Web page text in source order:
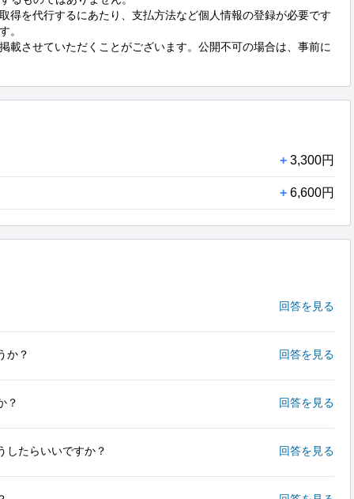
得を代行するにあたり、支払方法など個人情報の登録が必要です
。
載させていただくことがございます。公開不可の場合は、事前に
+ 3,300円
+ 6,600円
回答を見る
か？ 回答を見る
？ 回答を見る
したらいいですか？ 回答を見る